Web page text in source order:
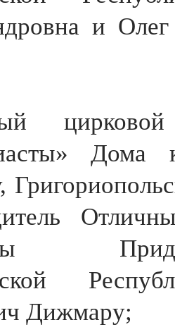
и
цирковой
Дома
Дижмару;